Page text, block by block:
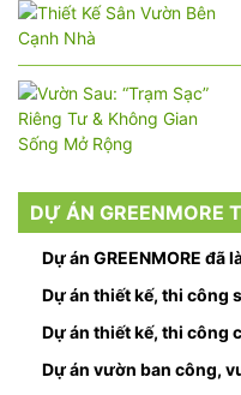
DỰ ÁN GREENMORE
Dự án GREENMORE đã
Dự án thiết kế, thi công
Dự án thiết kế, thi công
Dự án vườn ban công,